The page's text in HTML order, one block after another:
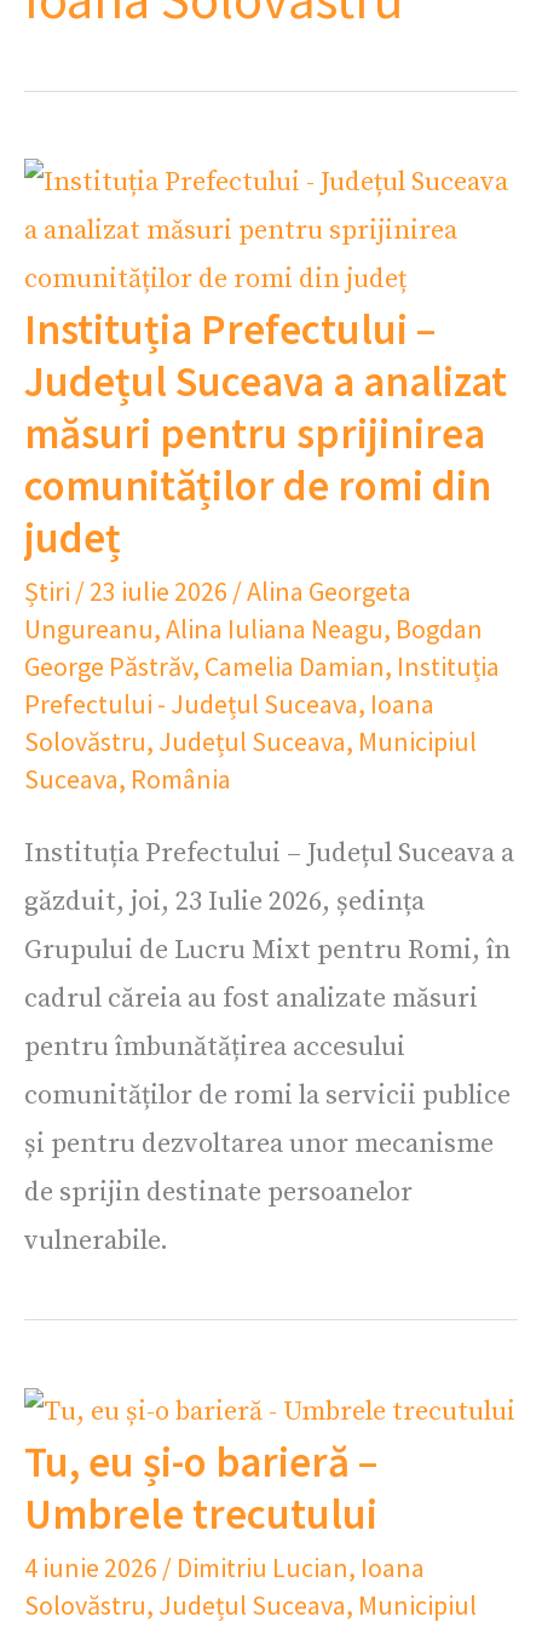
Instituția Prefectului –
Județul Suceava a analizat
măsuri pentru sprijinirea
comunităților de romi din
județ
Știri /23 iulie 2026 /Alina Georgeta
Ungureanu,Alina Iuliana Neagu, Bogdan
George Păstrăv, Camelia Damian, Instituția
Prefectului - Județul Suceava, Ioana
Solovăstru, Județul Suceava, Municipiul
Suceava, România
Instituția Prefectului – Județul Suceava a
găzduit, joi, 23 Iulie 2026, ședința
Grupului de Lucru Mixt pentru Romi, în
cadrul căreia au fost analizate măsuri
pentru îmbunătățirea accesului
comunităților de romi la servicii publice
și pentru dezvoltarea unor mecanisme
de sprijin destinate persoanelor
vulnerabile.
Tu, eu și-o barieră –
Umbrele trecutului
4 iunie 2026 / Dimitriu Lucian, Ioana
Solovăstru, Județul Suceava, Municipiul